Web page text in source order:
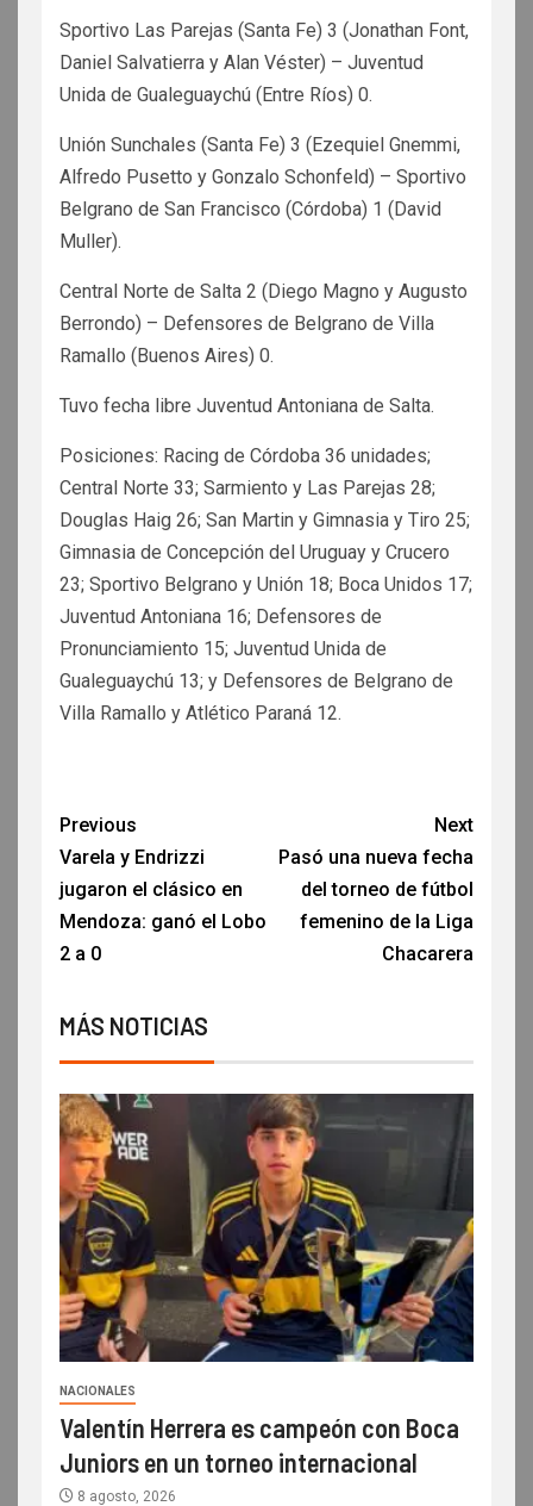
Sportivo Las Parejas (Santa Fe) 3 (Jonathan Font,
Daniel Salvatierra y Alan Véster) – Juventud
Unida de Gualeguaychú (Entre Ríos) 0.
Unión Sunchales (Santa Fe) 3 (Ezequiel Gnemmi,
Alfredo Pusetto y Gonzalo Schonfeld) – Sportivo
Belgrano de San Francisco (Córdoba) 1 (David
Muller).
Central Norte de Salta 2 (Diego Magno y Augusto
Berrondo) – Defensores de Belgrano de Villa
Ramallo (Buenos Aires) 0.
Tuvo fecha libre Juventud Antoniana de Salta.
Posiciones: Racing de Córdoba 36 unidades;
Central Norte 33; Sarmiento y Las Parejas 28;
Douglas Haig 26; San Martin y Gimnasia y Tiro 25;
Gimnasia de Concepción del Uruguay y Crucero
23; Sportivo Belgrano y Unión 18; Boca Unidos 17;
Juventud Antoniana 16; Defensores de
Pronunciamiento 15; Juventud Unida de
Gualeguaychú 13; y Defensores de Belgrano de
Villa Ramallo y Atlético Paraná 12.
Previous
Varela y Endrizzi
jugaron el clásico en
Mendoza: ganó el Lobo
2 a 0
Next
Pasó una nueva fecha
del torneo de fútbol
femenino de la Liga
Chacarera
MÁS NOTICIAS
NACIONALES
Valentín Herrera es campeón con Boca
Juniors en un torneo internacional
8 agosto, 2026